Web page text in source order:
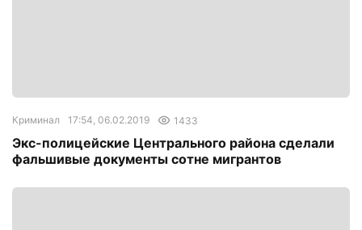
Криминал 17:54, 06.02.2019 1433
Экс-полицейские Центрального района сделали
фальшивые документы сотне мигрантов